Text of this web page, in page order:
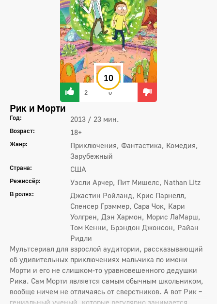
2
10
0
Рик и Морти
Год: 2013 / 23 мин.
Возраст: 18+
Жанр:
Приключения, Фантастика, Комедия,
Зарубежный
Страна: США
Режиссёр: Уэсли Арчер, Пит Мишелс, Nathan Litz
В ролях:
Джастин Ройланд, Крис Парнелл,
Спенсер Грэммер, Сара Чок, Кари
Уолгрен, Дэн Хармон, Морис ЛаМарш,
Том Кенни, Брэндон Джонсон, Райан
Ридли
Мультсериал для взрослой аудитории, рассказывающий
об удивительных приключениях мальчика по имени
Морти и его не слишком-то уравновешенного дедушки
Рика. Сам Морти является самым обычным школьником,
вообще ничем не отличаясь от сверстников. А вот Рик –
гениальный ученый, которые регулярно занимается